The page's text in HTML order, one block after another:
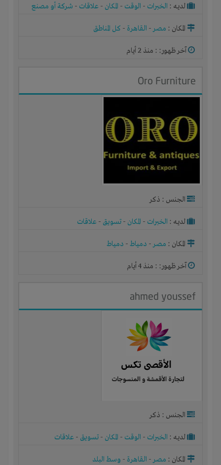
لديـه : الخبرات - الوقت - المكان - علاقات - شركة أو مصنع
المكان : مصر- القاهرة - كل المناطق
آخر ظهور: : منذ 2 أيام
Oro Furniture
الجنس : ذكر
لديـه : الخبرات - المكان - تسويق - علاقات
المكان : مصر- دمياط- دمياط
آخر ظهور: : منذ 4 أيام
ahmed youssef
الجنس : ذكر
لديـه : الخبرات - الوقت - المكان - تسويق - علاقات
المكان : مصر- القاهرة - وسط البلد